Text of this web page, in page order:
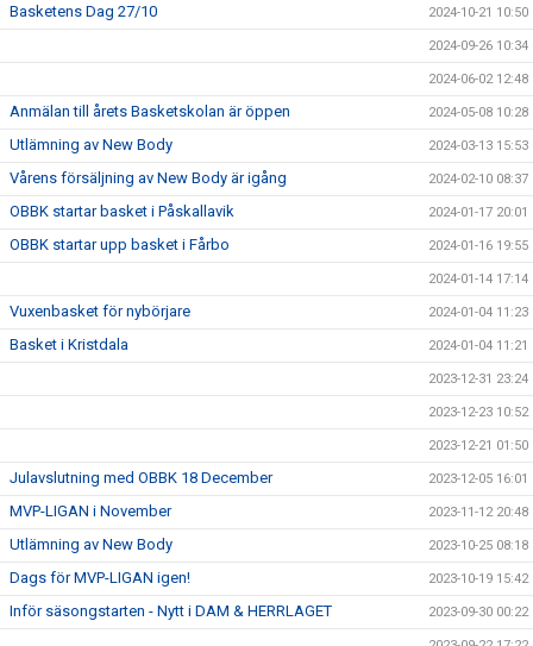
Basketens Dag 27/10 2024-10-21 10:50
2024-09-26 10:34
2024-06-02 12:48
Anmälan till årets Basketskolan är öppen 2024-05-08 10:28
Utlämning av New Body 2024-03-13 15:53
Vårens försäljning av New Body är igång 2024-02-10 08:37
OBBK startar basket i Påskallavik 2024-01-17 20:01
OBBK startar upp basket i Fårbo 2024-01-16 19:55
2024-01-14 17:14
Vuxenbasket för nybörjare 2024-01-04 11:23
Basket i Kristdala 2024-01-04 11:21
2023-12-31 23:24
2023-12-23 10:52
2023-12-21 01:50
Julavslutning med OBBK 18 December 2023-12-05 16:01
MVP-LIGAN i November 2023-11-12 20:48
Utlämning av New Body 2023-10-25 08:18
Dags för MVP-LIGAN igen! 2023-10-19 15:42
Inför säsongstarten - Nytt i DAM & HERRLAGET 2023-09-30 00:22